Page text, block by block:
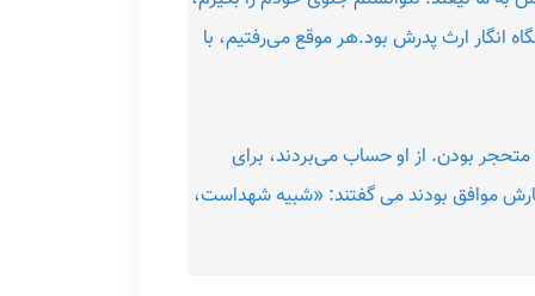
انگار ارث پدرش بود.هر موقع می‌رفتیم، با
بودن. از او حساب می‌بردند، برای
موافق بودند می گفتند: «شبیه شهداست،